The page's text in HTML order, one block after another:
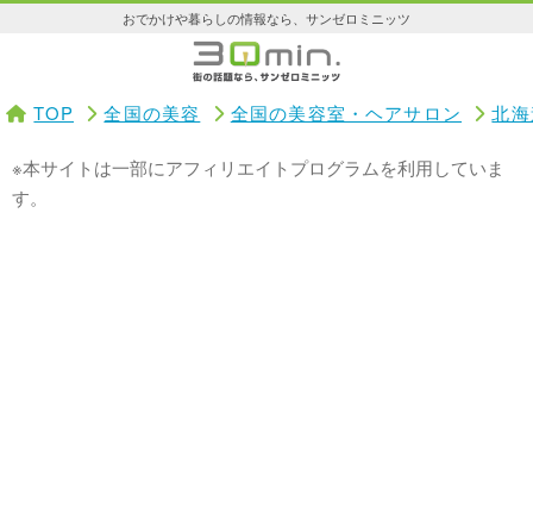
おでかけや暮らしの情報なら、サンゼロミニッツ
TOP 全国の美容 全国の美容室・ヘアサロン 北
※本サイトは一部にアフィリエイトプログラムを利用していま
す。